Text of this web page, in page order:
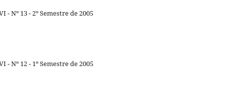
- Nº 13 - 2º Semestre de 2005
- Nº 12 - 1º Semestre de 2005